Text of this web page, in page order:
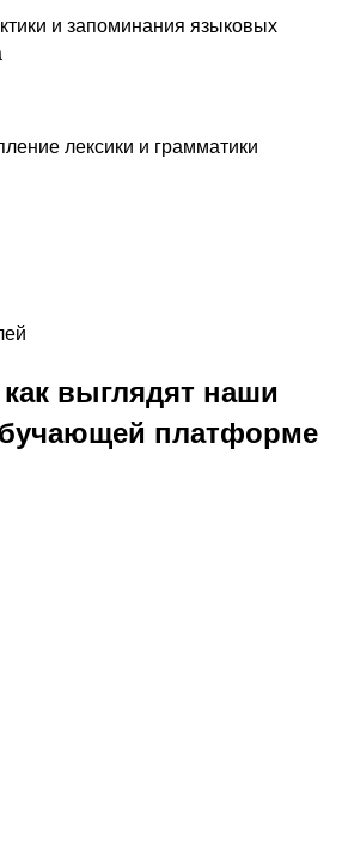
и запоминания языковых
лексики и грамматики
выглядят наши
платформе